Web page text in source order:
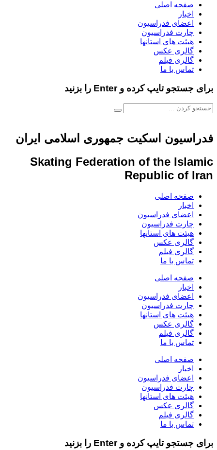
صفحه اصلی
اخبار
اعضای فدراسیون
چارت فدراسیون
هیئت های استانها
گالری عکس
گالری فیلم
تماس با ما
برای جستجو تایپ کرده و Enter را بزنید
فدراسیون اسکیت جمهوری اسلامی ایران
Skating Federation of the Islamic
Republic of Iran
صفحه اصلی
اخبار
اعضای فدراسیون
چارت فدراسیون
هیئت های استانها
گالری عکس
گالری فیلم
تماس با ما
صفحه اصلی
اخبار
اعضای فدراسیون
چارت فدراسیون
هیئت های استانها
گالری عکس
گالری فیلم
تماس با ما
صفحه اصلی
اخبار
اعضای فدراسیون
چارت فدراسیون
هیئت های استانها
گالری عکس
گالری فیلم
تماس با ما
برای جستجو تایپ کرده و Enter را بزنید